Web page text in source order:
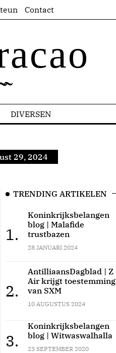
Contact
DIVERSEN
29, 2024
TRENDING ARTIKELEN
1.
Koninkrijksbelangen
blog | Malafide
trustbazen
28 JANUARI 2024
2.
AntilliaansDagblad | Z
Air krijgt toestemming
van SXM
10 AUGUSTUS 2024
3.
Koninkrijksbelangen
blog | Witwaswalhalla
23 SEPTEMBER 2020